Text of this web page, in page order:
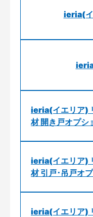
ieria(イ
ieria(イエリア)
材 開き戸オプシ
ieria(イエリア)
材 引戸･吊戸オ
ieria(イエリア)